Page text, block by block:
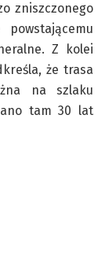
zniszczonego
Z kolei
że trasa
na szlaku
tam 30 lat